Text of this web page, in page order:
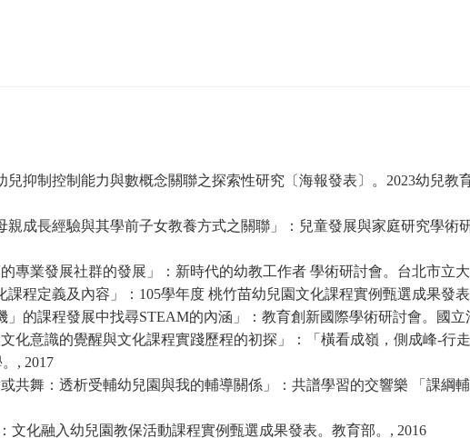
兒抑制控制能力與數概念關聯之探索性研究〔海報發表〕。 2023幼兒教
親成長經驗與其學前子女教養方式之關聯」：兒童發展與家庭研究學術
專業發展社群的發展」：新時代的幼教工作者 學術研討會。台北市立大
課程定義及內容」： 105學年度 桃竹苗幼兒園文化課程實例甄選成果發表
」的課程發展中找尋STEAM的內涵」：教育創新國際學術研討會。國立
化意識的覺醒與文化課程實踐歷程的初探」：「橫看成嶺，側成峰-行
, 2017
共舞：透析受輔幼兒園與我的輔導關係」：共譜學習的交響樂
「課綱
文化融入幼兒園教保活動課程實例甄選成果發表。教育部。 , 2016